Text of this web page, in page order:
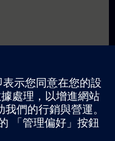
供採購部門使用），請
，之後我們將透過電子